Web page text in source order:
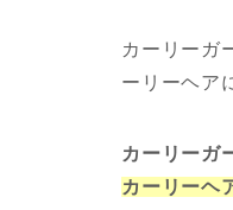
カーリーガ
ーリーヘア
カーリーガ
カーリーヘ